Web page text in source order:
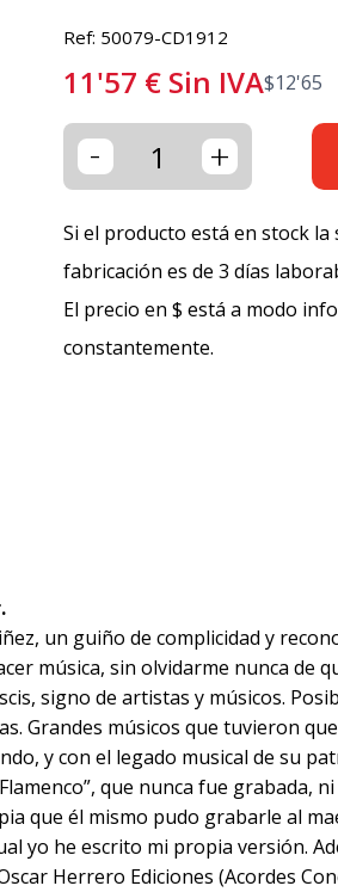
Ref: 50079-CD1912
11'57 € Sin IVA$12'65
- +
Si el producto está en stock la
fabricación es de 3 días
El precio en $ está a modo
constantemente.
un guiño de complicidad y
música, sin olvidarme nunca de
signo de artistas y músicos.
Grandes músicos que tuvieron
y con el legado musical de su
que nunca fue grabada,
que él mismo pudo grabarle al
he escrito mi propia versión.
Herrero Ediciones (Acordes